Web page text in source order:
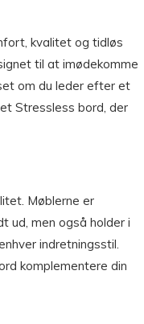
kvalitet og tidløs
til at imødekomme
om du leder efter et
Stressless bord, der
Møblerne er
ud, men også holder i
indretningsstil.
komplementere din